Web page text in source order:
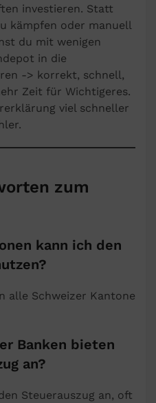
investieren. Statt
kämpfen oder manuell
du mit wenigen
in die
-> korrekt, schnell,
Zeit für Wichtigeres.
viel schneller
zum
kann ich den
alle Schweizer Kantone
Banken bieten
an?
Steuerauszug an, oft